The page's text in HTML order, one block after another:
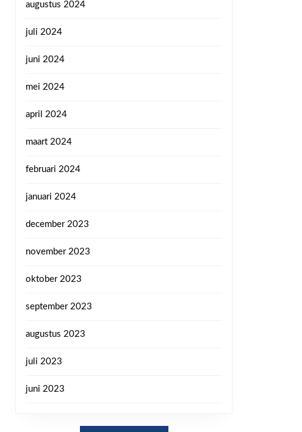
augustus 2024
juli 2024
juni 2024
mei 2024
april 2024
maart 2024
februari 2024
januari 2024
december 2023
november 2023
oktober 2023
september 2023
augustus 2023
juli 2023
juni 2023